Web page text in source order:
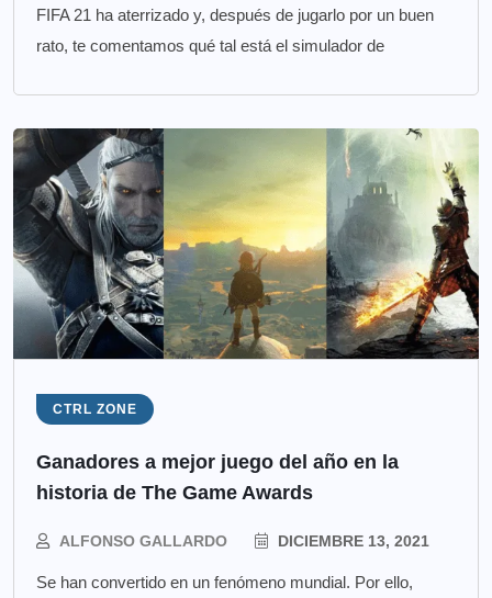
FIFA 21 ha aterrizado y, después de jugarlo por un buen
rato, te comentamos qué tal está el simulador de
CTRL ZONE
Ganadores a mejor juego del año en la
historia de The Game Awards
ALFONSO GALLARDO DICIEMBRE 13, 2021
Se han convertido en un fenómeno mundial. Por ello,